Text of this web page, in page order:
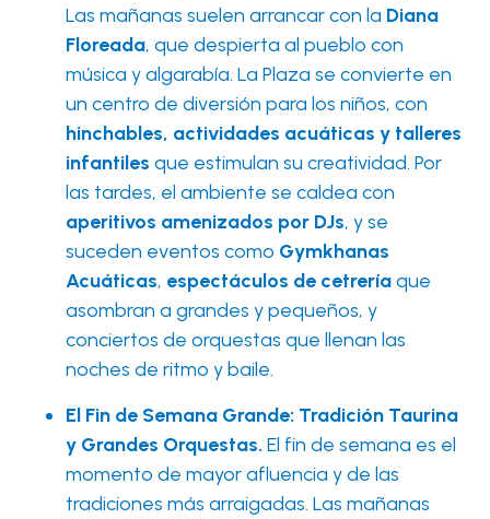
Las mañanas suelen arrancar con la Diana
Floreada, que despierta al pueblo con
música y algarabía. La Plaza se convierte en
un centro de diversión para los niños, con
hinchables, actividades acuáticas y talleres
infantiles que estimulan su creatividad. Por
las tardes, el ambiente se caldea con
aperitivos amenizados por DJs, y se
suceden eventos como Gymkhanas
Acuáticas, espectáculos de cetreríaque
asombran a grandes y pequeños, y
conciertos de orquestas que llenan las
noches de ritmo y baile.
El Fin de Semana Grande: Tradición Taurina
y Grandes Orquestas. El fin de semana es el
momento de mayor afluencia y de las
tradiciones más arraigadas. Las mañanas